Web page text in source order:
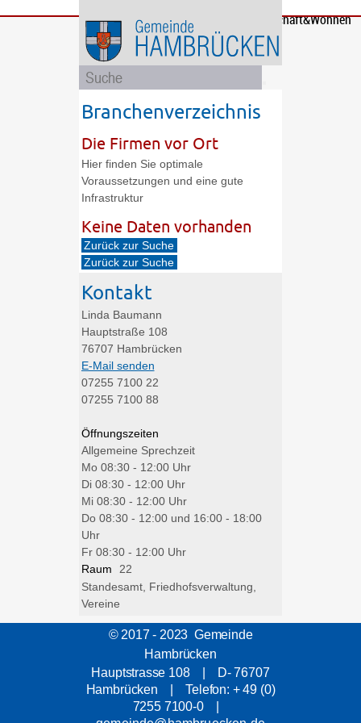
Bürgerservice
GemeindeBildung
und
Soziales
Rathaus
und
Politik
Wirtschaft&Wohnen
Branchenverzeichnis
Die Firmen vor Ort
Hier finden Sie optimale
Voraussetzungen und eine gute
Infrastruktur
Keine Daten vorhanden
Zurück zur Suche
Zurück zur Suche
Kontakt
Linda Baumann
Hauptstraße 108
76707 Hambrücken
E-Mail senden
07255 7100 22
07255 7100 88
Öffnungszeiten
Allgemeine Sprechzeit
Mo 08:30 - 12:00 Uhr
Di 08:30 - 12:00 Uhr
Mi 08:30 - 12:00 Uhr
Do 08:30 - 12:00 und 16:00 - 18:00
Uhr
Fr 08:30 - 12:00 Uhr
Raum
22
Standesamt, Friedhofsverwaltung,
Vereine
© 2017 - 2023 Gemeinde
Hambrücken
Hauptstrasse 108 | D- 76707
Hambrücken | Telefon: + 49 (0)
7255 7100-0 |